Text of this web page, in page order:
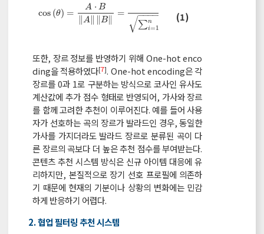
cos (θ) =
A ⋅ B
A∥ ∥B
=
∑n
i=1 )2
− −
−−−− −
√ ×
cos θ= A⋅BAB=∑ i= 1nAi×B =1n
(1)
또한, 장르 정보를 반영하기 위해 One-hot enco
ding을 적용하였다[7]. One-hot encoding은 각
장르를 0과 1로 구분하는 방식으로 코사인 유사도
계산값에 추가 점수 형태로 반영되어, 가사와 장르
를 함께 고려한 추천이 이루어진다. 예를 들어 사용
자가 선호하는 곡의 장르가 발라드인 경우, 동일한
가사를 가지더라도 발라드 장르로 분류된 곡이 다
른 장르의 곡보다 더 높은 추천 점수를 부여받는다.
콘텐츠 추천 시스템 방식은 신규 아이템 대응에 유
리하지만, 본질적으로 장기 선호 프로필에 의존하
기 때문에 현재의 기분이나 상황의 변화에는 민감
하게 반응하기 어렵다.
2. 협업 필터링 추천 시스템